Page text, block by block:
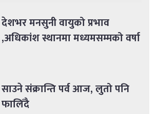
देशभर मनसुनी वायुको प्रभाव
,अधिकांश स्थानमा मध्यमसम्मको वर्षा
साउने संक्रान्ति पर्व आज, लुतो पनि
फालिँदै